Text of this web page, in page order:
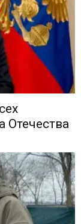
Отечества